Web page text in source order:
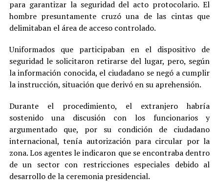
para garantizar la seguridad del acto protocolario. El
hombre presuntamente cruzó una de las cintas que
delimitaban el área de acceso controlado.
Uniformados que participaban en el dispositivo de
seguridad le solicitaron retirarse del lugar, pero, según
la información conocida, el ciudadano se negó a cumplir
la instrucción, situación que derivó en su aprehensión.
Durante el procedimiento, el extranjero habría
sostenido una discusión con los funcionarios y
argumentado que, por su condición de ciudadano
internacional, tenía autorización para circular por la
zona. Los agentes le indicaron que se encontraba dentro
de un sector con restricciones especiales debido al
desarrollo de la ceremonia presidencial.